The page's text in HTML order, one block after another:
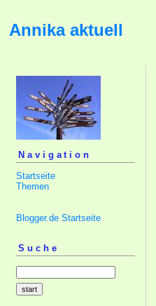
Annika aktuell
Navigation
Startseite
Themen
Blogger.de Startseite
Suche